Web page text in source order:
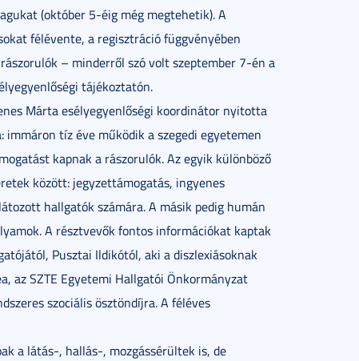
(október 5-éig még megtehetik). A
félévente, a regisztráció függvényében
– minderről szó volt szeptember 7-én a
tájékoztatón.
Márta esélyegyenlőségi koordinátor nyitotta
immáron tíz éve működik a szegedi egyetemen
kapnak a rászorulók. Az egyik különböző
között: jegyzettámogatás, ingyenes
hallgatók számára. A másik pedig humán
A résztvevők fontos információkat kaptak
Pusztai Ildikótól, aki a diszlexiásoknak
az SZTE Egyetemi Hallgatói Önkormányzat
szociális ösztöndíjra. A féléves
a látás-, hallás-, mozgássérültek is, de